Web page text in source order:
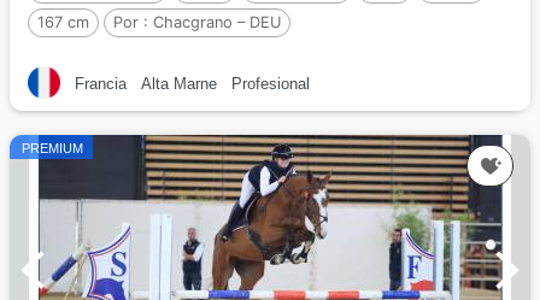
167 cm
Por : Chacgrano – DEU
Francia Alta Marne Profesional
PREMIUM